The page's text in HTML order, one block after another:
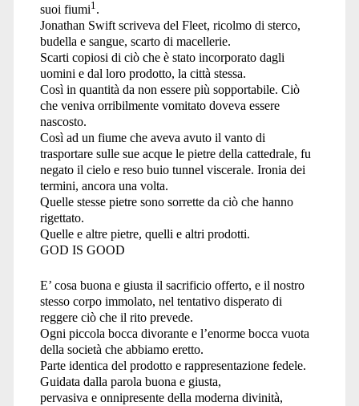
suoi fiumi1 .
Jonathan Swift scriveva del Fleet, ricolmo di sterco,
budella e sangue, scarto di macellerie.
Scarti copiosi di ciò che è stato incorporato dagli
uomini e dal loro prodotto, la città stessa.
Così in quantità da non essere più sopportabile. Ciò
che veniva orribilmente vomitato doveva essere
nascosto.
Così ad un fiume che aveva avuto il vanto di
trasportare sulle sue acque le pietre della cattedrale, fu
negato il cielo e reso buio tunnel viscerale. Ironia dei
termini, ancora una volta.
Quelle stesse pietre sono sorrette da ciò che hanno
rigettato.
Quelle e altre pietre, quelli e altri prodotti.
GOD IS GOOD
E’ cosa buona e giusta il sacrificio offerto, e il nostro
stesso corpo immolato, nel tentativo disperato di
reggere ciò che il rito prevede.
Ogni piccola bocca divorante e l’enorme bocca vuota
della società che abbiamo eretto.
Parte identica del prodotto e rappresentazione fedele.
Guidata dalla parola buona e giusta,
pervasiva e onnipresente della moderna divinità,